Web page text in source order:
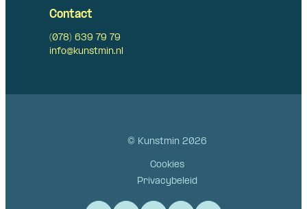
Contact
(078) 639 79 79
info@kunstmin.nl
© Kunstmin 2026
Cookies
Privacybeleid